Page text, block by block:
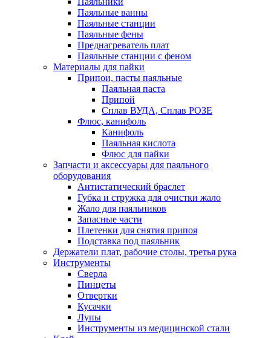
Паяльные ванны
Паяльные станции
Паяльные фены
Преднагреватель плат
Паяльные станции с феном
Материалы для пайки
Припои, пасты паяльные
Паяльная паста
Припой
Сплав ВУДА, Сплав РОЗЕ
Флюс, канифоль
Канифоль
Паяльная кислота
Флюс для пайки
Запчасти и аксессуары для паяльного
оборудования
Антистатический браслет
Губка и стружка для очистки жало
Жало для паяльников
Запасные части
Плетенки для снятия припоя
Подставка под паяльник
Держатели плат, рабочие столы, третья рука
Инструменты
Сверла
Пинцеты
Отвертки
Кусачки
Лупы
Инструменты из медицинской стали